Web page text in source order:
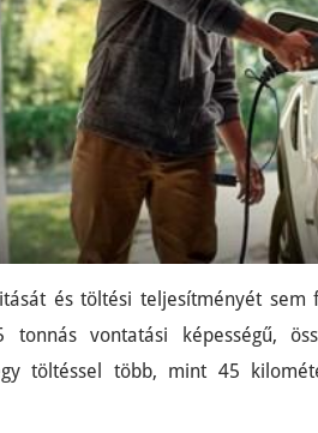
és töltési teljesítményét
vontatási képességű,
töltéssel több, mint 45